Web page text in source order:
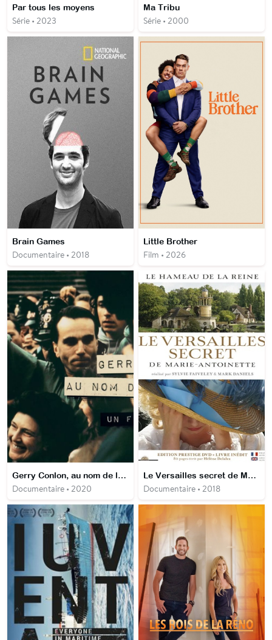
Par tous les moyens
Série • 2023
Ma Tribu
Série • 2000
Brain Games
Documentaire • 2018
Little Brother
Film • 2026
Gerry Conlon, au nom de la vérité
Documentaire • 2020
Le Versailles secret de Marie-Antoinette
Documentaire • 2018